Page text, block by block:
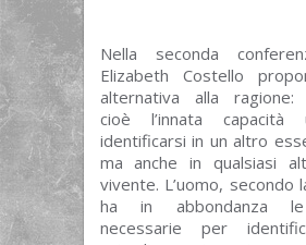
Nella seconda
Elizabeth Costello
alternativa alla ragione:
cioè l’innata capacità
identificarsi in un altro
ma anche in qualsiasi
vivente. L’uomo, secondo
ha in abbondanza le
necessarie per